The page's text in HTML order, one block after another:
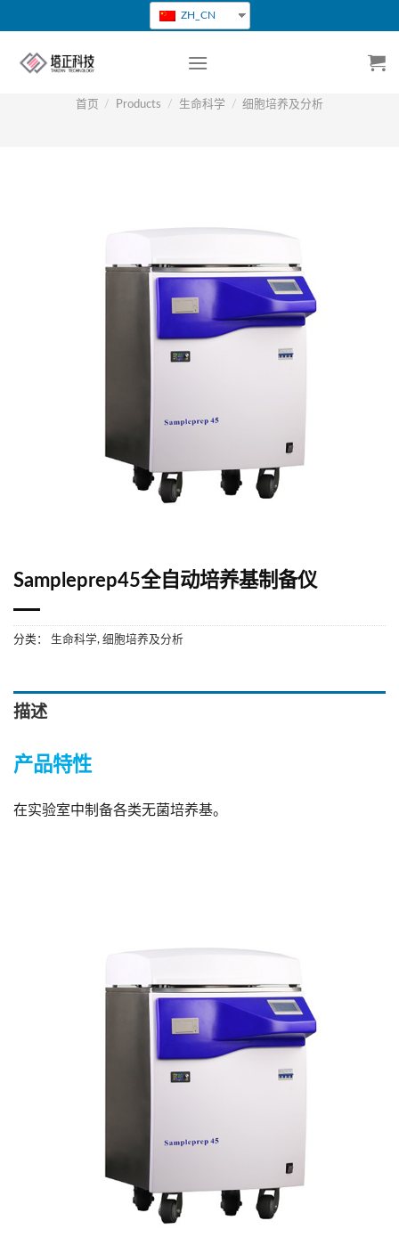
转
ZH_CN
首页 / Products / 生命科学 / 细胞培养及分析
Sampleprep45全自动培养基制备仪
分类： 生命科学, 细胞培养及分析
描述
产品特性
在实验室中制备各类无菌培养基。